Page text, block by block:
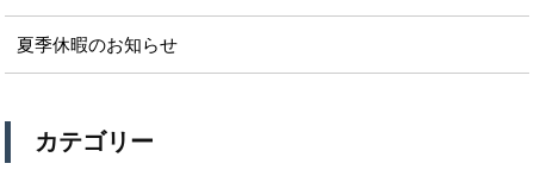
夏季休暇のお知らせ
カテゴリー